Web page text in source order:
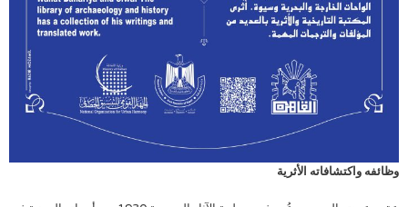
وظائفه واكتشافاته الأثرية